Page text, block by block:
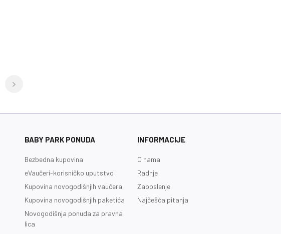
BABY PARK PONUDA
Bezbedna kupovina
eVaučeri-korisničko uputstvo
Kupovina novogodišnjih vaučera
Kupovina novogodišnjih paketića
Novogodišnja ponuda za pravna
lica
INFORMACIJE
O nama
Radnje
Zaposlenje
Najčešća pitanja